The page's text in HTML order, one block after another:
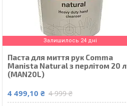
Залишилось 24 дні
Паста для миття рук Comma
Manista Natural з перлітом 20 л
(MAN20L)
4 499,10 ₴ 4 999 ₴